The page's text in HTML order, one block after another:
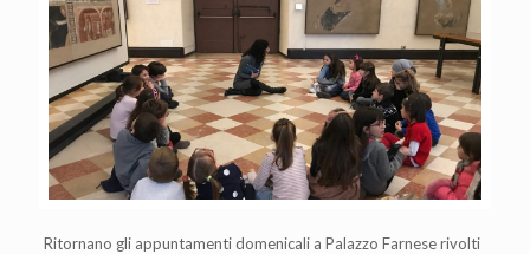
Ritornano gli appuntamenti domenicali a Palazzo Farnese rivolti